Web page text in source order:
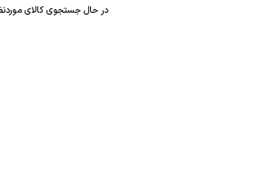
در حال جستجوی کالای